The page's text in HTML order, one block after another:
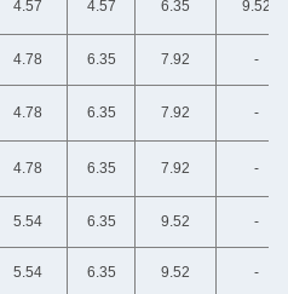
4.57 4.57 6.35 9.52
4.78 6.35 7.92 -
4.78 6.35 7.92 -
4.78 6.35 7.92 -
5.54 6.35 9.52 -
5.54 6.35 9.52 -